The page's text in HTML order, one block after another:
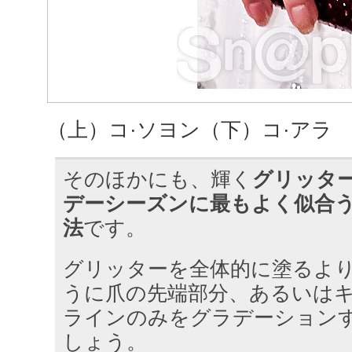
（上）コ·ソヨン（下）コ·アラ
そのほかにも、輝く グリッタ
デーシーズンに最もよく似合
法です。
グリッターを全体的に塗るよ
うに爪の先端部分、あるいは
ラインのみをグラデーション
しょう。